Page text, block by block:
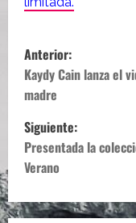
N
a
v
e
g
Anterior:
Kaydy Cain lanza el
madre
Siguiente:
Presentada la
Verano